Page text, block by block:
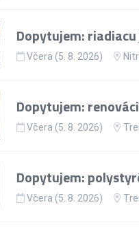
Dopytujem:
Včera (5. 8. 2026)
Dopytujem:
Včera (5. 8. 2026)
Dopytujem:
Včera (5. 8. 2026)